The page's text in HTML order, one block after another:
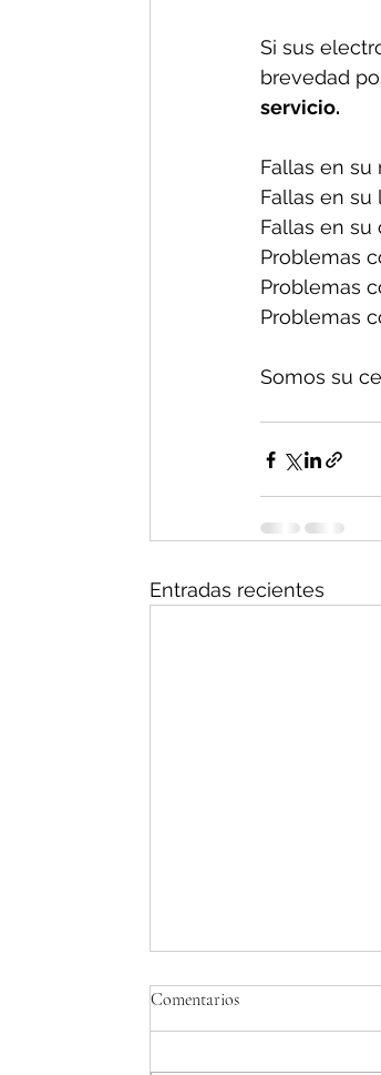
Si sus
brevedad
servicio.
Fallas en su
Fallas en su
Fallas en su
Problemas
Problemas
Problemas
Somos su
Entradas recientes
Comentarios